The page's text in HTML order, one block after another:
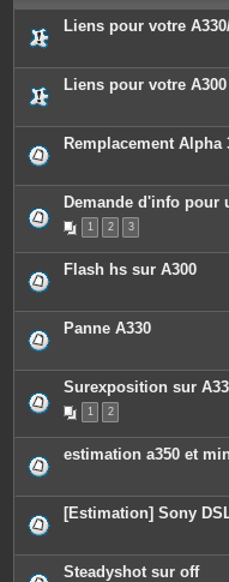
Liens pour votre
Liens pour votre A300
Remplacement Alpha
Demande d'info pour
1 2 3
Flash hs sur A300
Panne A330
Surexposition sur
1 2
estimation a350 et
[Estimation] Sony
Steadyshot sur off